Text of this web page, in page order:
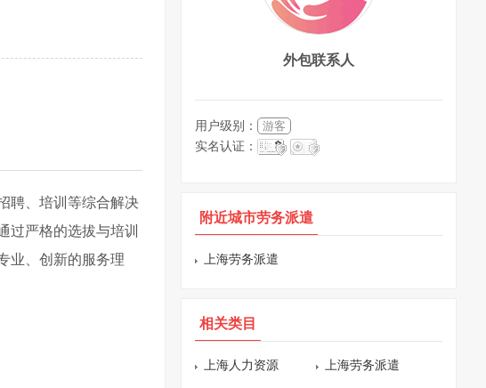
聘、培训等综合解决
过严格的选拔与培训
业、创新的服务理
外包联系人
用户级别：
游客
实名认证：
附近城市劳务派遣
上海劳务派遣
相关类目
上海人力资源 上海劳务派遣